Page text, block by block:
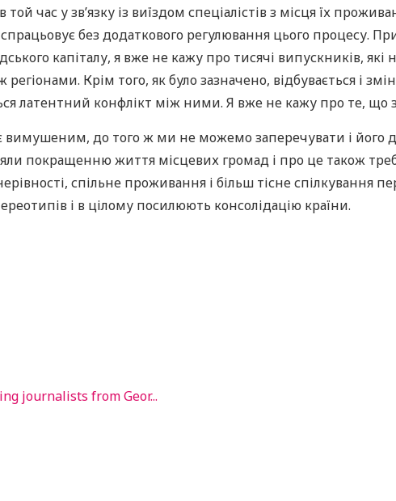
час у зв’язку із виїздом спеціалістів з місця їх
без додаткового регулювання цього процесу.
капіталу, я вже не кажу про тисячі випускників,
Крім того, як було зазначено, відбувається і
латентний конфлікт між ними. Я вже не кажу про те, що
до того ж ми не можемо заперечувати і його
покращенню життя місцевих громад і про це також
спільне проживання і більш тісне спілкування
і в цілому посилюють консолідацію країни.
journalists from Geor...